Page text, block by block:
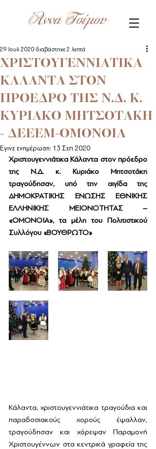
Άννα Τσίμου
ΧΡΙΣΤΟΥΓΕΝΝΙΑΤΙΚΑ
ΚΑΛΑΝΤΑ ΣΤΟΝ
ΠΡΟΕΔΡΟ ΤΗΣ Ν.Δ. Κ.
ΚΥΡΙΑΚΟ ΜΗΤΣΟΤΑΚΗ
- ΔΕΕΕΜ-ΟΜΟΝΟΙΑ
29 Ιουλ 2020 διαβάστηκε 2 λεπτά
Έγινε ενημέρωση: 13 Σεπ 2020
Χριστουγεννιάτικα Κάλαντα στον πρόεδρο
της Ν.Δ. κ. Κυριάκο Μητσοτάκη
τραγούδησαν, υπό την αιγίδα της
ΔΗΜΟΚΡΑΤΙΚΗΣ ΕΝΩΣΗΣ ΕΘΝΙΚΗΣ
ΕΛΛΗΝΙΚΗΣ ΜΕΙΟΝΟΤΗΤΑΣ –
«ΟΜΟΝΟΙΑ», τα μέλη του Πολιτιστικού
Συλλόγου «ΒΟΥΘΡΩΤΟ»
Κάλαντα, χριστουγεννιάτικα τραγούδια και
παραδοσιακούς χορούς έψαλλαν,
τραγούδησαν και χόρεψαν Παραμονή
Χριστουγέννων στα κεντρικά γραφεία της